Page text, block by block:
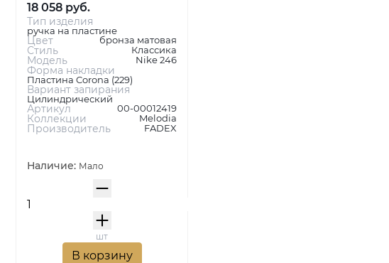
18 058 руб.
Тип изделия
ручка на пластине
Цвет бронза матовая
Стиль Классика
Модель Nike 246
Форма накладки
Пластина Corona (229)
Вариант запирания
Цилиндрический
Артикул 00-00012419
Коллекции Melodia
Производитель FADEX
Наличие: Мало
шт
В корзину